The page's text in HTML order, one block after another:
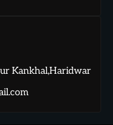
Kankhal,Haridwar